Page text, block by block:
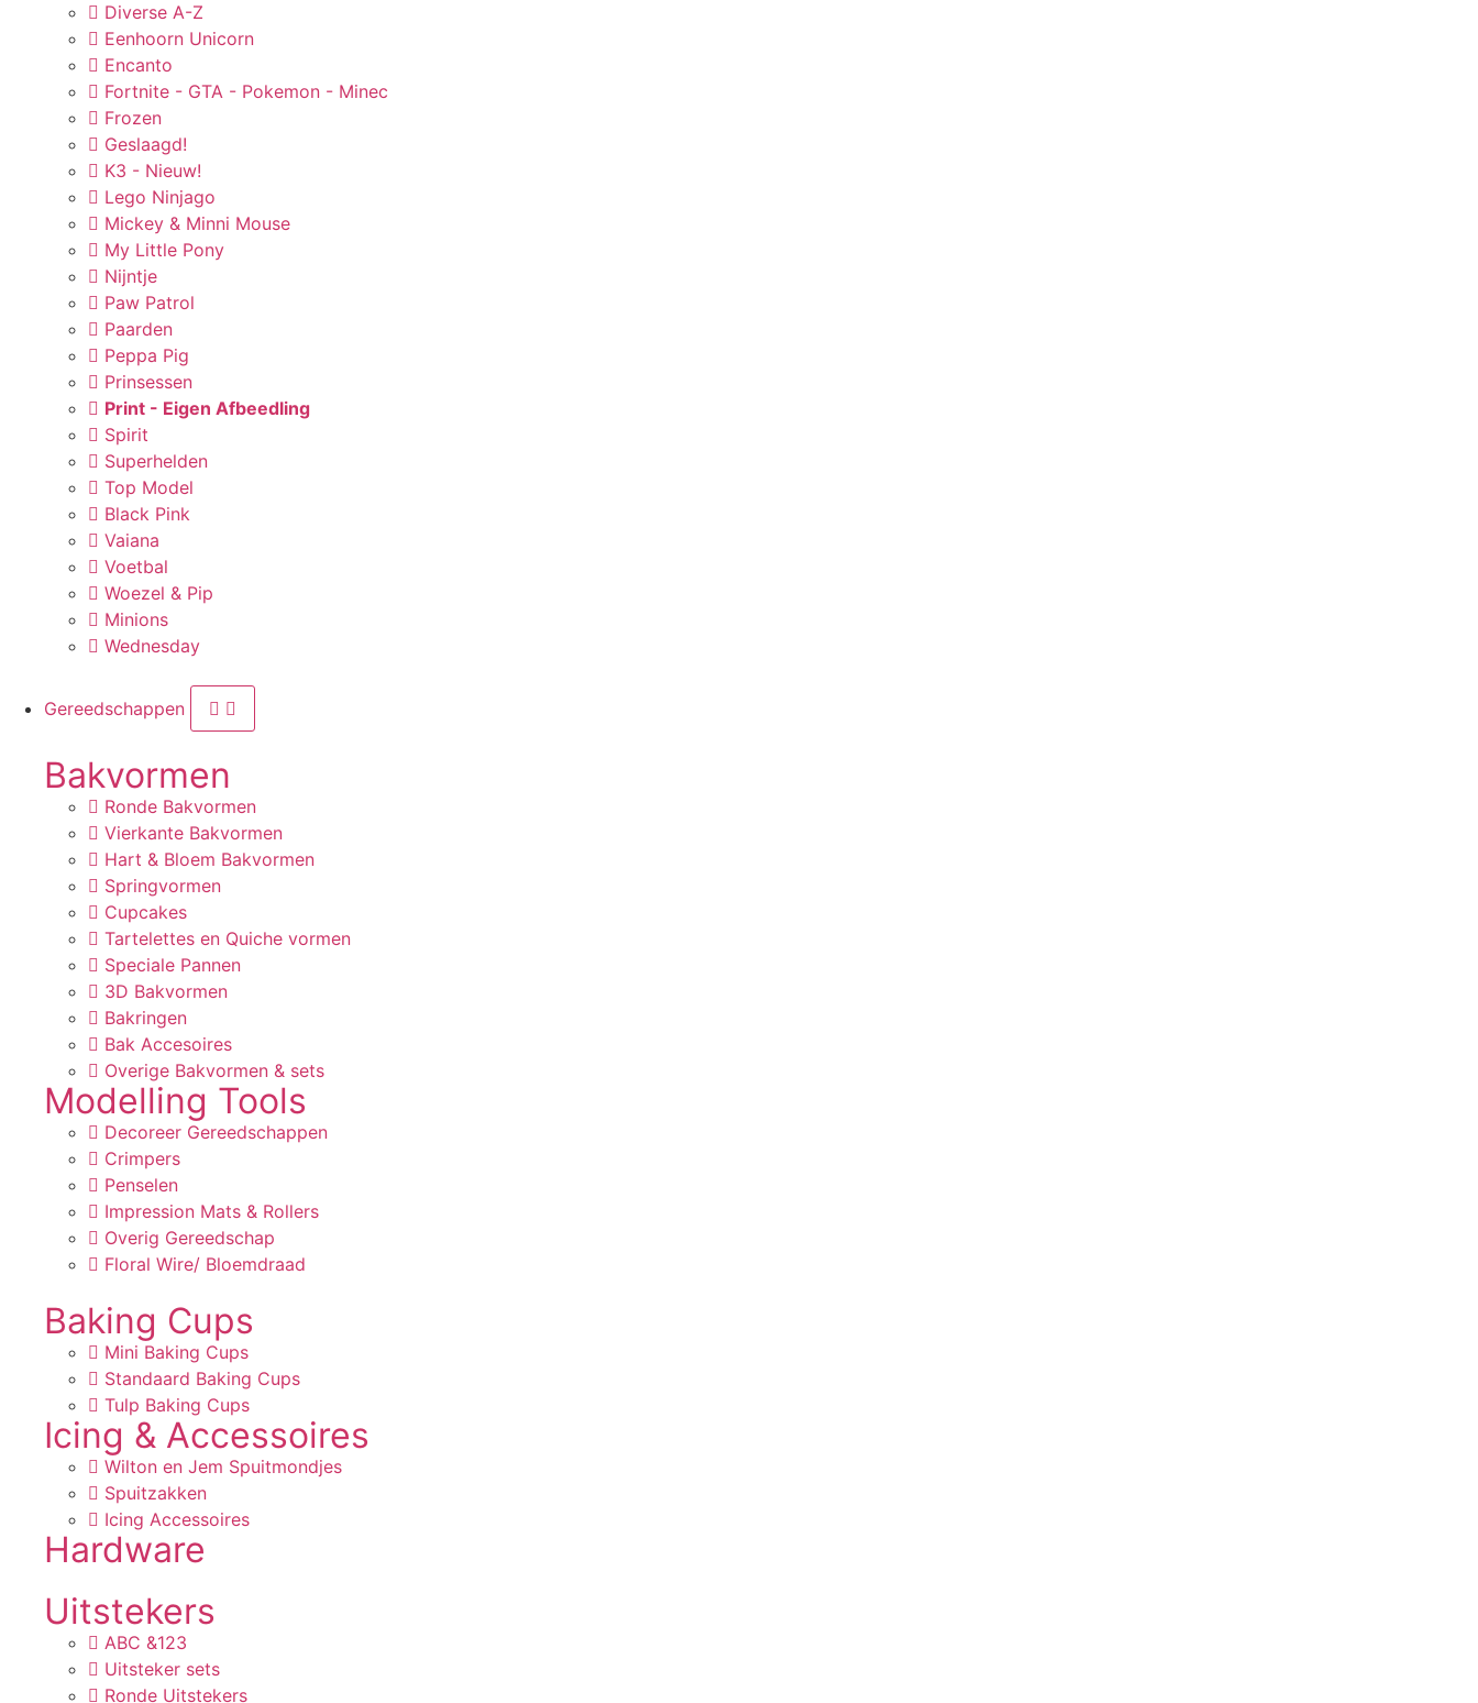
Diverse A-Z
Eenhoorn Unicorn
Encanto
Fortnite - GTA - Pokemon - Minec
Frozen
Geslaagd!
K3 - Nieuw!
Lego Ninjago
Mickey & Minni Mouse
My Little Pony
Nijntje
Paw Patrol
Paarden
Peppa Pig
Prinsessen
Print - Eigen Afbeedling
Spirit
Superhelden
Top Model
Black Pink
Vaiana
Voetbal
Woezel & Pip
Minions
Wednesday
Gereedschappen
Bakvormen
Ronde Bakvormen
Vierkante Bakvormen
Hart & Bloem Bakvormen
Springvormen
Cupcakes
Tartelettes en Quiche vormen
Speciale Pannen
3D Bakvormen
Bakringen
Bak Accesoires
Overige Bakvormen & sets
Modelling Tools
Decoreer Gereedschappen
Crimpers
Penselen
Impression Mats & Rollers
Overig Gereedschap
Floral Wire/ Bloemdraad
Baking Cups
Mini Baking Cups
Standaard Baking Cups
Tulp Baking Cups
Icing & Accessoires
Wilton en Jem Spuitmondjes
Spuitzakken
Icing Accessoires
Hardware
Uitstekers
ABC &123
Uitsteker sets
Ronde Uitstekers